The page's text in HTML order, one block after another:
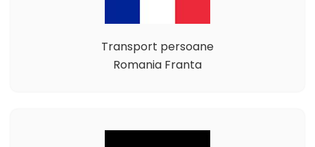
Transport persoane
Romania Franta